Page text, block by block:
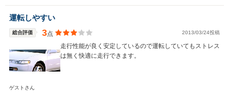
運転しやすい
総合評価 3点 2013/03/24投稿
走行性能が良く安定しているので運転していてもストレス
は無く快適に走行できます。
ゲストさん